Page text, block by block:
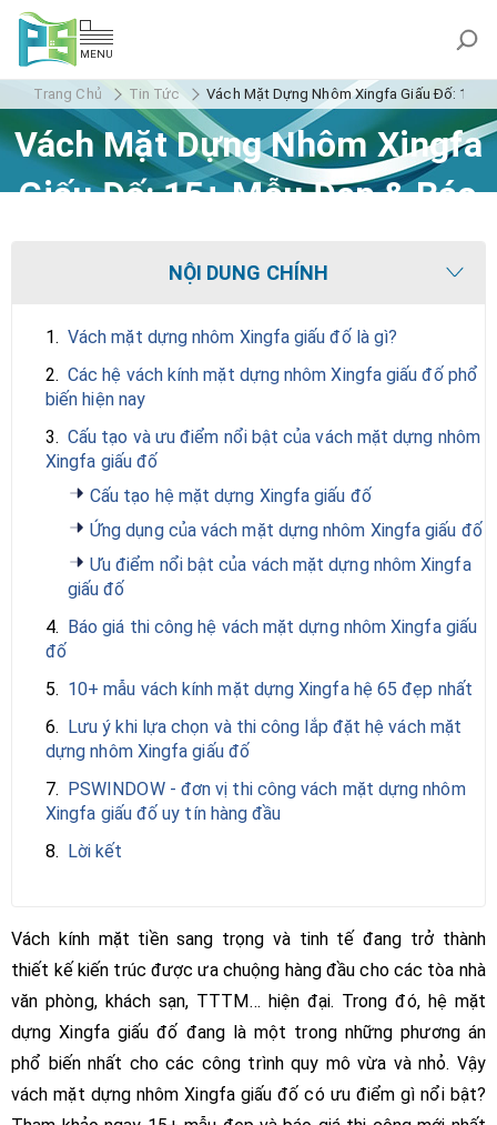
MENU
Trang Chủ Tin Tức Vách Mặt Dựng Nhôm Xingfa Giấu Đố: 15+
Vách Mặt Dựng Nhôm Xingfa
Giấu Đố: 15+ Mẫu Đẹp & Báo
NỘI DUNG CHÍNH
1. Vách mặt dựng nhôm Xingfa giấu đố là gì?
2. Các hệ vách kính mặt dựng nhôm Xingfa giấu đố phổ
biến hiện nay
3. Cấu tạo và ưu điểm nổi bật của vách mặt dựng nhôm
Xingfa giấu đố
Cấu tạo hệ mặt dựng Xingfa giấu đố
Ứng dụng của vách mặt dựng nhôm Xingfa giấu đố
Ưu điểm nổi bật của vách mặt dựng nhôm Xingfa
giấu đố
4. Báo giá thi công hệ vách mặt dựng nhôm Xingfa giấu
đố
5. 10+ mẫu vách kính mặt dựng Xingfa hệ 65 đẹp nhất
6. Lưu ý khi lựa chọn và thi công lắp đặt hệ vách mặt
dựng nhôm Xingfa giấu đố
7. PSWINDOW - đơn vị thi công vách mặt dựng nhôm
Xingfa giấu đố uy tín hàng đầu
8. Lời kết
Vách kính mặt tiền sang trọng và tinh tế đang trở thành
thiết kế kiến trúc được ưa chuộng hàng đầu cho các tòa nhà
văn phòng, khách sạn, TTTM… hiện đại. Trong đó, hệ mặt
dựng Xingfa giấu đố đang là một trong những phương án
phổ biến nhất cho các công trình quy mô vừa và nhỏ. Vậy
vách mặt dựng nhôm Xingfa giấu đố có ưu điểm gì nổi bật?